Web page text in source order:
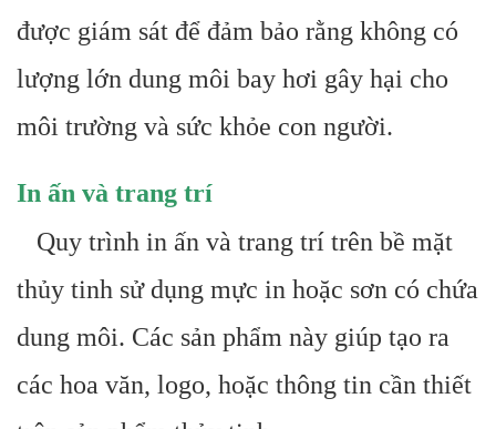
được giám sát để đảm bảo rằng không có
lượng lớn dung môi bay hơi gây hại cho
môi trường và sức khỏe con người.
In ấn và trang trí
Quy trình in ấn và trang trí trên bề mặt
thủy tinh sử dụng mực in hoặc sơn có chứa
dung môi. Các sản phẩm này giúp tạo ra
các hoa văn, logo, hoặc thông tin cần thiết